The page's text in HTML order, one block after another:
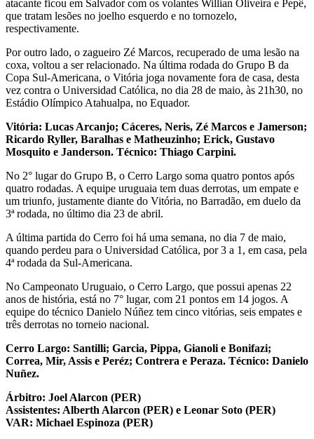
atacante ficou em Salvador com os volantes Willian Oliveira e Pepê,
que tratam lesões no joelho esquerdo e no tornozelo,
respectivamente.
Por outro lado, o zagueiro Zé Marcos, recuperado de uma lesão na
coxa, voltou a ser relacionado. Na última rodada do Grupo B da
Copa Sul-Americana, o Vitória joga novamente fora de casa, desta
vez contra o Universidad Católica, no dia 28 de maio, às 21h30, no
Estádio Olímpico Atahualpa, no Equador.
Vitória: Lucas Arcanjo; Cáceres, Neris, Zé Marcos e Jamerson;
Ricardo Ryller, Baralhas e Matheuzinho; Erick, Gustavo
Mosquito e Janderson. Técnico: Thiago Carpini.
No 2° lugar do Grupo B, o Cerro Largo soma quatro pontos após
quatro rodadas. A equipe uruguaia tem duas derrotas, um empate e
um triunfo, justamente diante do Vitória, no Barradão, em duelo da
3ª rodada, no último dia 23 de abril.
A última partida do Cerro foi há uma semana, no dia 7 de maio,
quando perdeu para o Universidad Católica, por 3 a 1, em casa, pela
4ª rodada da Sul-Americana.
No Campeonato Uruguaio, o Cerro Largo, que possui apenas 22
anos de história, está no 7° lugar, com 21 pontos em 14 jogos. A
equipe do técnico Danielo Núñez tem cinco vitórias, seis empates e
três derrotas no torneio nacional.
Cerro Largo: Santilli; Garcia, Pippa, Gianoli e Bonifazi;
Correa, Mir, Assis e Peréz; Contrera e Peraza. Técnico: Danielo
Nuñez.
Árbitro: Joel Alarcon (PER)
Assistentes: Alberth Alarcon (PER) e Leonar Soto (PER)
VAR: Michael Espinoza (PER)